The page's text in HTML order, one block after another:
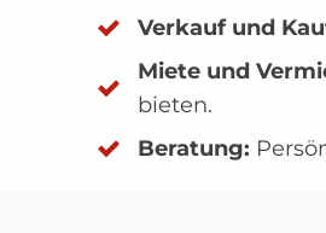
Verkauf und
Miete und
bieten.
Beratung: